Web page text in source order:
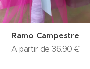
Ramo Campestre
A partir de 36,90 €